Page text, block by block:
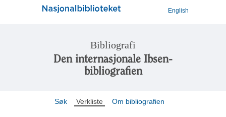
English
Bibliografi
Den internasjonale Ibsen-
bibliografien
Søk Verkliste Om bibliografien